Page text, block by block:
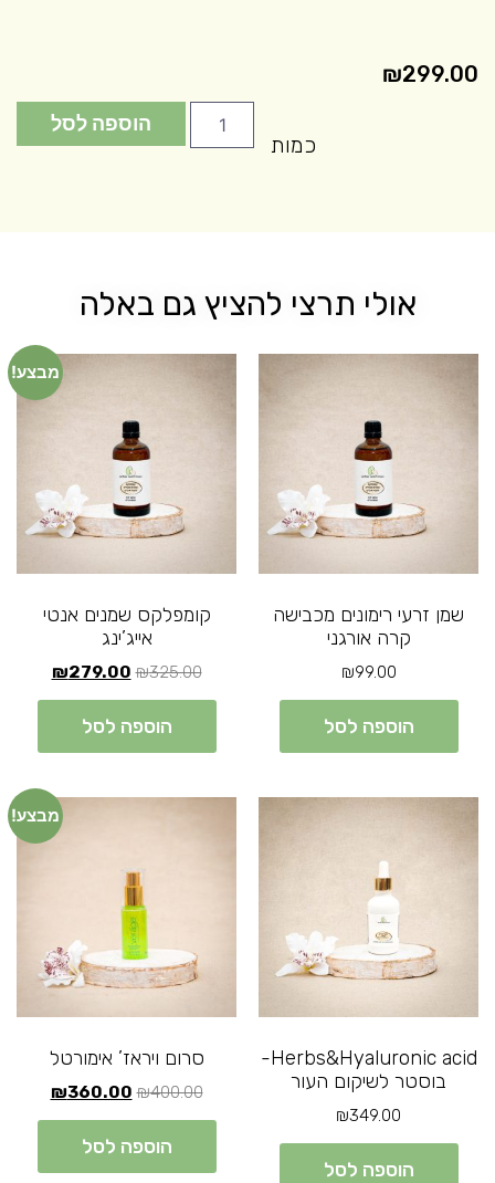
₪299.00
כמות
הוספה לסל
אולי תרצי להציץ גם באלה
שמן זרעי רימונים מכבישה
קרה אורגני
₪99.00
הוספה לסל
מבצע!
קומפלקס שמנים אנטי
אייג’ינג
₪325.00
₪279.00
הוספה לסל
Herbs&Hyaluronic acid-
בוסטר לשיקום העור
₪349.00
הוספה לסל
מבצע!
סרום ויראז’ אימורטל
₪400.00
₪360.00
הוספה לסל